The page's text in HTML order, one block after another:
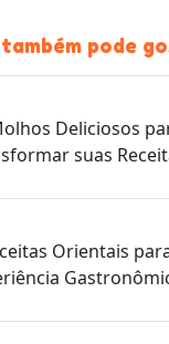
pode
Deliciosos
suas
Orientais